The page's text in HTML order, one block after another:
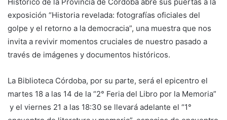
exposición “Historia revelada: fotografías oficiales del
golpe y el retorno a la democracia”, una muestra que nos
invita a revivir momentos cruciales de nuestro pasado a
través de imágenes y documentos históricos.
La Biblioteca Córdoba, por su parte, será el epicentro el
martes 18 a las 14 de la “2° Feria del Libro por la Memoria”
y el viernes 21 a las 18:30 se llevará adelante el “1°